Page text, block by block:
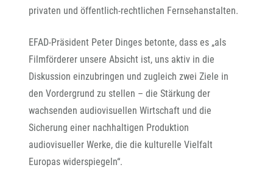
privaten und öffentlich-rechtlichen Fernsehanstalten.
EFAD-Präsident Peter Dinges betonte, dass es „als
Filmförderer unsere Absicht ist, uns aktiv in die
Diskussion einzubringen und zugleich zwei Ziele in
den Vordergrund zu stellen – die Stärkung der
wachsenden audiovisuellen Wirtschaft und die
Sicherung einer nachhaltigen Produktion
audiovisueller Werke, die die kulturelle Vielfalt
Europas widerspiegeln“.